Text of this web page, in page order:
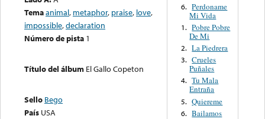
Temaanimal, metaphor, praise, love,
impossible,declaration
Número de pista 1
Título del álbum El Gallo Copeton
Sello Bego
País USA
6. Perdoname
Mi Vida
1. Pobre Pobre
De Mi
2. La Piedrera
3. Crueles
Puñales
4. Tu Mala
Entraña
5. Quiereme
6. Bailamos